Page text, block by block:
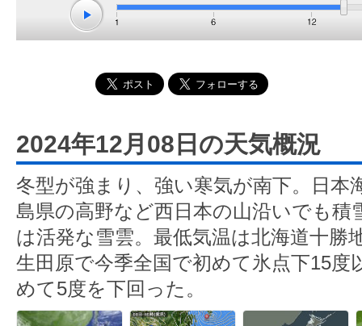
2024年12月08日の天気概況
冬型が強まり、強い寒気が南下。日本
島県の高野など西日本の山沿いでも積
は活発な雪雲。最低気温は北海道十勝
生田原で今季全国で初めて氷点下15度
めて5度を下回った。